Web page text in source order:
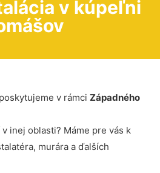
v kúpeľni
v rámci Západného
inej oblasti? Máme pre vás k
murára a ďalších